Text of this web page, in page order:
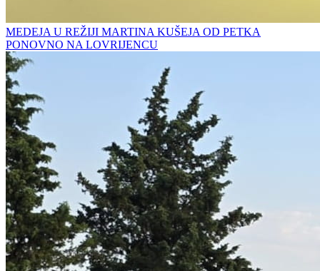
MEDEJA U REŽIJI MARTINA KUŠEJA OD PETKA
PONOVNO NA LOVRIJENCU